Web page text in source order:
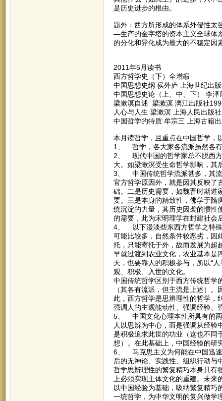
是历史进步的根由。
题外：西方所形成的体系外侵性
—生产的金字塔的资本主义全球体
的分化和异化成为最大的不稳定因
2011年5月读书
西方哲学史（下）全增嘏
中国思想史纲 侯外庐 上海世纪出
中国思想史论（上、中、下） 李
梁漱溟自述 梁漱溟 漓江出版社
人心与人生 梁漱溟 上海人民出版
中国哲学的特质 牟宗三 上海古籍
本月读哲学，且重点在中国哲学，
1、 哲学，各大家各流派虽然各
2、 现代中国的哲学家总不脱西
大。如梁漱溟受生命哲学影响，其
3、 中国传统哲学流派甚多，其流
官方哲学原因外，就是因其反映了
础。二是历史需要，如魏晋时期道
要。三是本身的精致性，佛学于隋
统沉淀的力量，其历史因袭的惯性
的需要，此为宋明理学在封建社会
4、 以下漫淡些东西方哲学之特殊
可能比较多，自然条件较恶劣，因
托，只能寄托于外，故而发展为超
早就过渡到农业文化，农业基本是
天，也要靠人的积极参与，所以“
观、积极、入世的文化。
中国传统哲学区别于西方传统哲学
（其各有流派，但主流是上述）
此，西方哲学是思辨理性的哲学，
强调人的主观能动性、强调经验、
5、 中国文化心理本性所具有的两
人以思辨为中心，而是强调从经
是积极追求此世的功业（这也不同
想）。在此基础上，中国经验的研
6、 马克思主义为何能在中国迅速
后的无神论、实践性、组织行动与
哲学思辨理性的繁复精巧本身具有
上必须实现主体文化的重建。未
以中国经验为基础，吸纳繁复精巧
一统哲学，为中华文明的复兴做学